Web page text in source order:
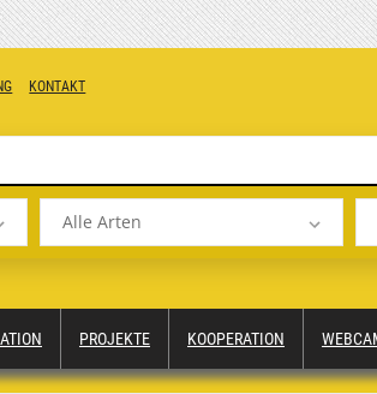
KONTAKT
Alle Arten
PROJEKTE KOOPERATION